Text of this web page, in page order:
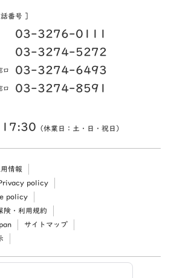
番号 ］
03-3276-0111
03-3274-5272
口 03-3274-6493
口 03-3274-8591
（休業日：土・日・祝日）
情報
policy
policy
険・利用規約
サイトマップ